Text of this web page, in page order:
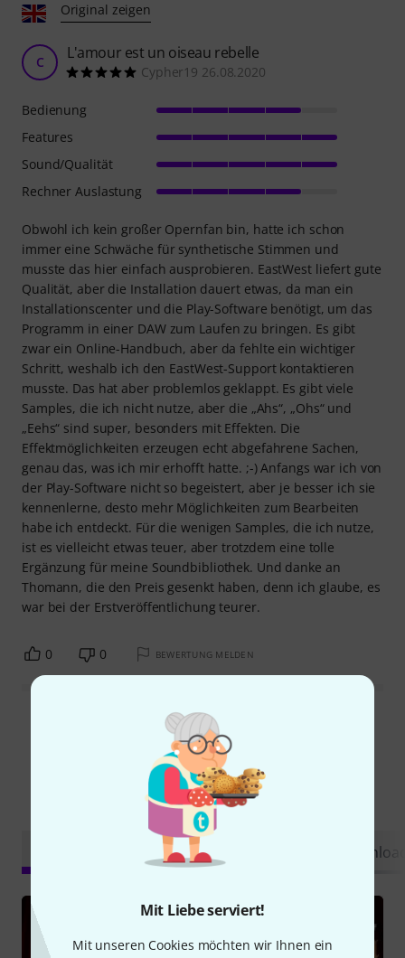
Mit Liebe serviert!
Mit unseren Cookies möchten wir Ihnen ein
Original zeigen
C L'amour est un oiseau rebelle
Cypher19 26.08.2020
Obwohl ich kein großer Opernfan bin, hatte ich schon
immer eine Schwäche für synthetische Stimmen und
musste das hier einfach ausprobieren. EastWest liefert gute
Qualität, aber die Installation dauert etwas, da man ein
Installationscenter und die Play-Software benötigt, um das
Programm in einer DAW zum Laufen zu bringen. Es gibt
zwar ein Online-Handbuch, aber da fehlte ein wichtiger
Schritt, weshalb ich den EastWest-Support kontaktieren
musste. Das hat aber problemlos geklappt. Es gibt viele
Samples, die ich nicht nutze, aber die „Ahs“, „Ohs“ und
„Eehs“ sind super, besonders mit Effekten. Die
Effektmöglichkeiten erzeugen echt abgefahrene Sachen,
genau das, was ich mir erhofft hatte. ;-) Anfangs war ich von
der Play-Software nicht so begeistert, aber je besser ich sie
kennenlerne, desto mehr Möglichkeiten zum Bearbeiten
habe ich entdeckt. Für die wenigen Samples, die ich nutze,
ist es vielleicht etwas teuer, aber trotzdem eine tolle
Ergänzung für meine Soundbibliothek. Und danke an
Thomann, die den Preis gesenkt haben, denn ich glaube, es
war bei der Erstveröffentlichung teurer.
Bedienung
Features
Sound/Qualität
Rechner Auslastung
0 0 BEWERTUNG MELDEN
Alle Bewertungen lesen
Schon gewusst?
Ratgeber